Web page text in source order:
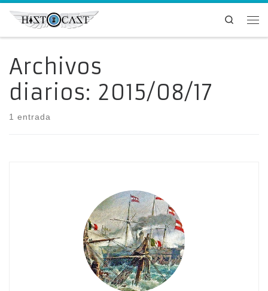
Saltar al contenido
Search
Archivos
diarios: 2015/08/17
1 entrada